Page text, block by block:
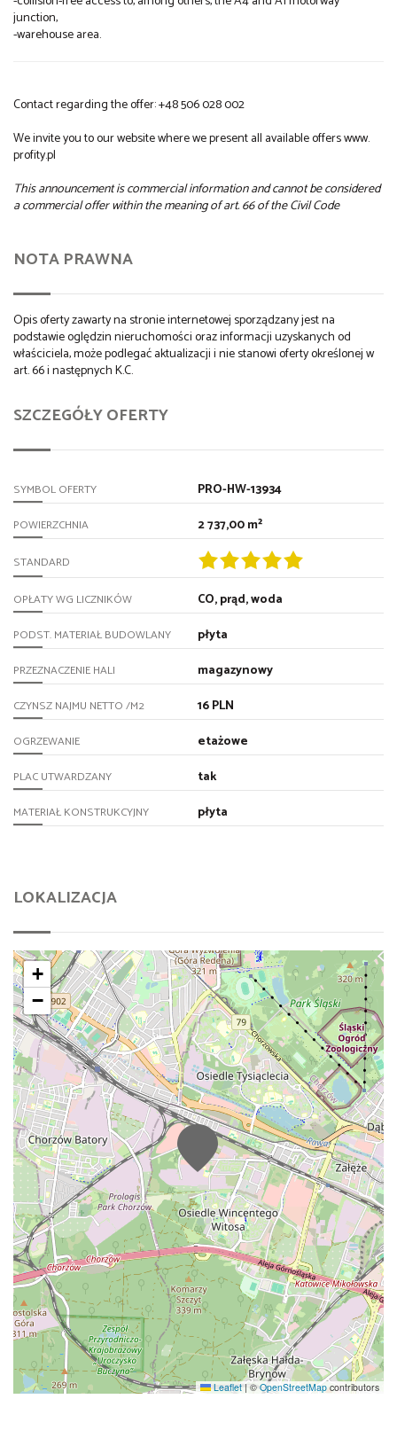
junction,
-warehouse area.
Contact regarding the offer: +48 506 028 002
We invite you to our website where we present all available offers www.
profity.pl
This announcement is commercial information and cannot be considered
a commercial offer within the meaning of art. 66 of the Civil Code
NOTA PRAWNA
Opis oferty zawarty na stronie internetowej sporządzany jest na
podstawie oględzin nieruchomości oraz informacji uzyskanych od
właściciela, może podlegać aktualizacji i nie stanowi oferty określonej w
art. 66 i następnych K.C.
SZCZEGÓŁY OFERTY
SYMBOL OFERTY PRO-HW-13934
POWIERZCHNIA 2 737,00 m²
STANDARD
OPŁATY WG LICZNIKÓW CO, prąd, woda
PODST. MATERIAŁ BUDOWLANY płyta
PRZEZNACZENIE HALI magazynowy
CZYNSZ NAJMU NETTO /M2 16 PLN
OGRZEWANIE etażowe
PLAC UTWARDZANY tak
MATERIAŁ KONSTRUKCYJNY płyta
LOKALIZACJA
+
−
Leaflet | © OpenStreetMap contributors